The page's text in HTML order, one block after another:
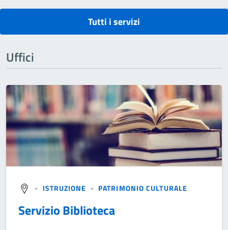
Tutti i servizi
Uffici
- ISTRUZIONE - PATRIMONIO CULTURALE
Servizio Biblioteca